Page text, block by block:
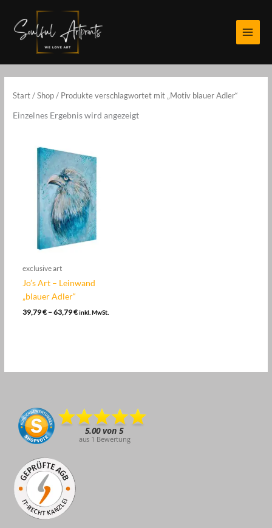
Inhalt
springen
Start /Shop / Produkte verschlagwortet mit „Motiv blauer Adler“
Einzelnes Ergebnis wird angezeigt
exclusive art
Jo’s Art – Leinwand
„blauer Adler“
39,79€–63,79€Preisspanne:
inkl. MwSt.